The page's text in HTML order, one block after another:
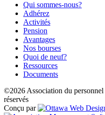
Qui sommes-nous?
Adhérez
Activités
Pension
Avantages
Nos bourses
Quoi de neuf?
Ressources
Documents
©2026 Association du
réservés
Conçu par